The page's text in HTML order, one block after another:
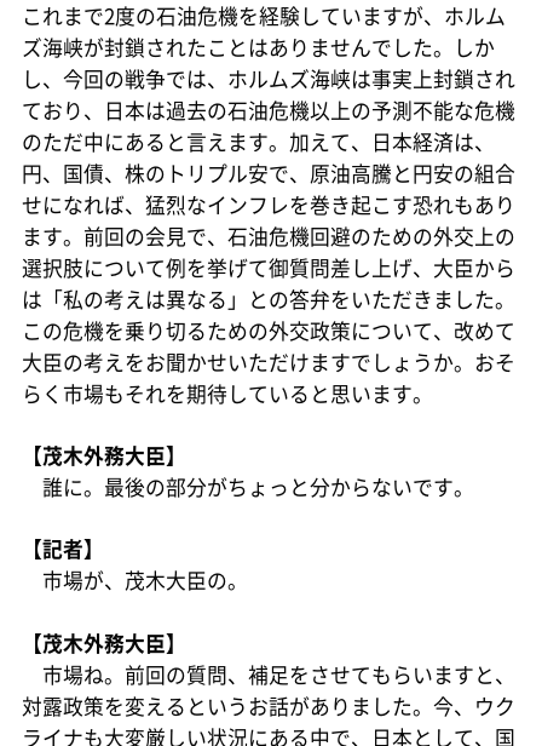
これまで2度の石油危機を経験していますが、ホルム
ズ海峡が封鎖されたことはありませんでした。しか
し、今回の戦争では、ホルムズ海峡は事実上封鎖され
ており、日本は過去の石油危機以上の予測不能な危機
のただ中にあると言えます。加えて、日本経済は、
円、国債、株のトリプル安で、原油高騰と円安の組合
せになれば、猛烈なインフレを巻き起こす恐れもあり
ます。前回の会見で、石油危機回避のための外交上の
選択肢について例を挙げて御質問差し上げ、大臣から
は「私の考えは異なる」との答弁をいただきました。
この危機を乗り切るための外交政策について、改めて
大臣の考えをお聞かせいただけますでしょうか。おそ
らく市場もそれを期待していると思います。
【茂木外務大臣】
誰に。最後の部分がちょっと分からないです。
【記者】
市場が、茂木大臣の。
【茂木外務大臣】
市場ね。前回の質問、補足をさせてもらいますと、
対露政策を変えるというお話がありました。今、ウク
ライナも大変厳しい状況にある中で、日本として、国